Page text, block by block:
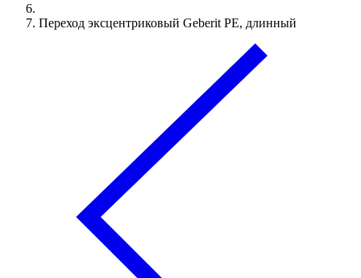
Переход эксцентриковый Geberit PE, длинный